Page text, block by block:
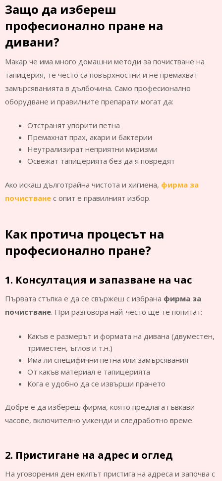
Защо да избереш
професионално пране на
дивани?
Макар че има много домашни методи за почистване на
тапицерия, те често са повърхностни и не премахват
замърсяванията в дълбочина. Само професионално
оборудване и правилните препарати могат да:
Отстранят упорити петна
Премахнат прах, акари и бактерии
Неутрализират неприятни миризми
Освежат тапицерията без да я повредят
Ако искаш дълготрайна чистота и хигиена, фирма за
почистване с опит е правилният избор.
Как протича процесът на
професионално пране?
1. Консултация и запазване на час
Първата стъпка е да се свържеш с избрана фирма за
почистване. При разговора най-често ще те попитат:
Какъв е размерът и формата на дивана (двуместен,
триместен, ъглов и т.н.)
Има ли специфични петна или замърсявания
От какъв материал е тапицерията
Кога е удобно да се извърши прането
Добре е да избереш фирма, която предлага гъвкави
часове, включително уикенди и следработно време.
2. Пристигане на адрес и оглед
На уговорения ден екипът пристига на адреса и започва с